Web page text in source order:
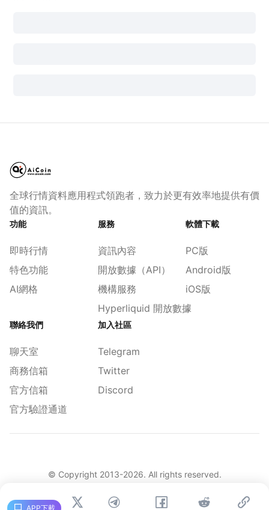
APP下載
全球行情資料應用程式領跑者，致力於更有效率地提供有價
值的資訊。
功能
即時行情
特色功能
AI網格
服務
資訊內容
開放數據（API）
機構服務
Hyperliquid 開放數據
軟體下載
PC版
Android版
iOS版
聯絡我們
聊天室
商務信箱
官方信箱
官方驗證通道
加入社區
Telegram
Twitter
Discord
© Copyright 2013-2026. All rights reserved.
简体繁體 |舊版